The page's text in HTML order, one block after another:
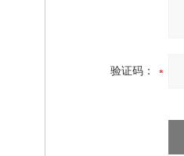
验证码：